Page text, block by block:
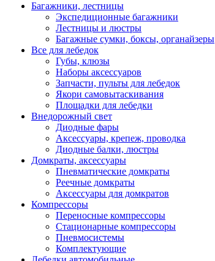
Багажники, лестницы
Экспедиционные багажники
Лестницы и люстры
Багажные сумки, боксы, органайзеры
Все для лебедок
Губы, клюзы
Наборы аксессуаров
Запчасти, пульты для лебедок
Якори самовытаскивания
Площадки для лебедки
Внедорожный свет
Диодные фары
Аксессуары, крепеж, проводка
Диодные балки, люстры
Домкраты, аксессуары
Пневматические домкраты
Реечные домкраты
Аксессуары для домкратов
Компрессоры
Переносные компрессоры
Стационарные компрессоры
Пневмосистемы
Комплектующие